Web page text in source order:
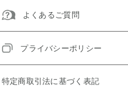
よくあるご質問
プライバシーポリシー
特定商取引法に基づく表記